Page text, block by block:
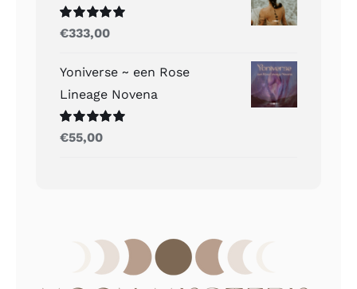
Gewaardeerd
uit 5
€333,00
Yoniverse ~ een Rose
Lineage Novena
Gewaardeerd
uit 5
€55,00